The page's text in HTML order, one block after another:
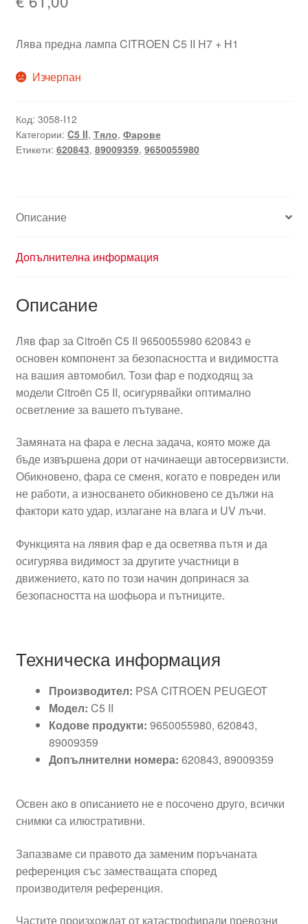
Лява предна лампа CITROEN C5 II H7 + H1
Изчерпан
Код: 3058-I12
Категории: C5 II, Тяло, Фарове
Етикети: 620843, 89009359, 9650055980
Описание
Допълнителна информация
Описание
Ляв фар за Citroën C5 II 9650055980 620843 е
основен компонент за безопасността и видимостта
на вашия автомобил. Този фар е подходящ за
модели Citroën C5 II, осигурявайки оптимално
осветление за вашето пътуване.
Замяната на фара е лесна задача, която може да
бъде извършена дори от начинаещи автосервизисти.
Обикновено, фара се сменя, когато е повреден или
не работи, а износването обикновено се дължи на
фактори като удар, излагане на влага и UV лъчи.
Функцията на лявия фар е да осветява пътя и да
осигурява видимост за другите участници в
движението, като по този начин допринася за
безопасността на шофьора и пътниците.
Техническа информация
Производител: PSA CITROEN PEUGEOT
Модел: C5 II
Кодове продукти: 9650055980, 620843,
89009359
Допълнителни номера: 620843, 89009359
Освен ако в описанието не е посочено друго, всички
снимки са илюстративни.
Запазваме си правото да заменим поръчаната
референция със заместващата според
производителя референция.
Частите произхождат от катастрофирали превозни